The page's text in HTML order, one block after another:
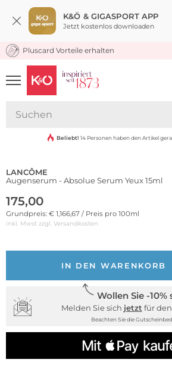
K&Ö & GIGASPORT APP
Jetzt kostenlos downloaden
KOSTENLOSER VERSAND* &
Pluscard Vorteile erhalten
UNSERE APP
CLICK &
Beliebt! 14 Personen haben den Artikel
LANCÔME
Augenserum - Absolue Serum Yeux 15ml
175,00
Grundpreis: € 1,166,67 / Preis pro 100ml
inkl. Mwst zzgl. Versandkosten
IN DEN WARENKORB
Wollen Sie -10%
Melden Sie sich jetzt für
Beachten Sie die